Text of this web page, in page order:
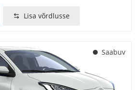
Lisa võrdlusse
Saabuv